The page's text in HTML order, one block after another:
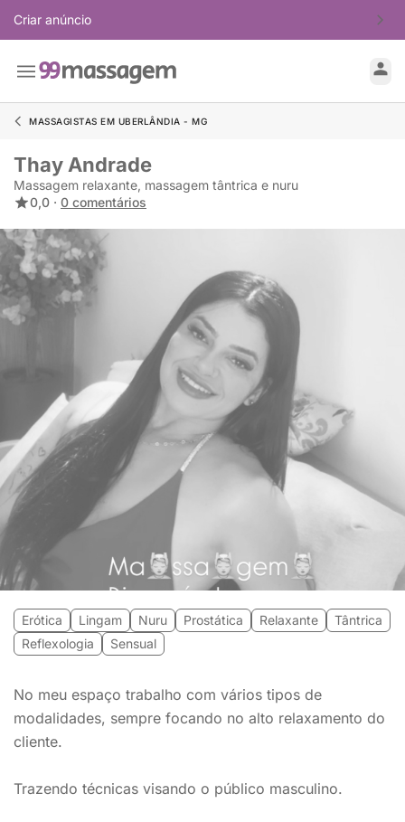
Criar anúncio
MASSAGISTAS EM UBERLÂNDIA - MG
Thay Andrade
Massagem relaxante, massagem tântrica e nuru
0,0 · 0 comentários
Erótica Lingam Nuru Prostática Relaxante
Tântrica
Reflexologia
Sensual
No meu espaço trabalho com vários tipos de
modalidades, sempre focando no alto relaxamento do
cliente.
Trazendo técnicas visando o público masculino.